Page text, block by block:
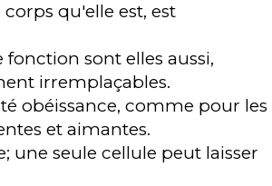
qu'elle est, est
sont elles aussi,
irremplaçables.
obéissance, comme pour les
et aimantes.
une seule cellule peut laisser